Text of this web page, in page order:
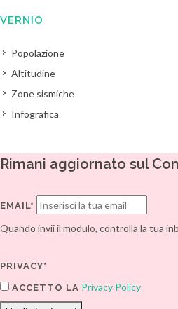
VERNIO
Popolazione
Altitudine
Zone sismiche
Infografica
Rimani aggiornato sul
EMAIL*
Quando invii il modulo, controlla la tua
PRIVACY*
ACCETTO LA Privacy Policy